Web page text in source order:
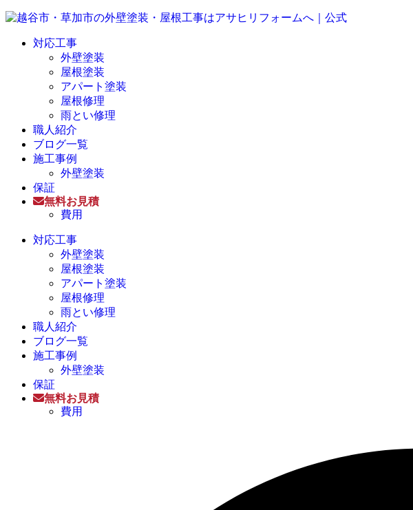
対応工事
外壁塗装
屋根塗装
アパート塗装
屋根修理
雨とい修理
職人紹介
ブログ一覧
施工事例
外壁塗装
保証
無料お見積
費用
対応工事
外壁塗装
屋根塗装
アパート塗装
屋根修理
雨とい修理
職人紹介
ブログ一覧
施工事例
外壁塗装
保証
無料お見積
費用